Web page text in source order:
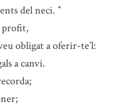
del neci. *
profit,
obligat a oferir-te’l:
a canvi.